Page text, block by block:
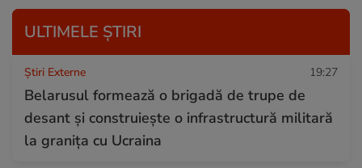
ULTIMELE ȘTIRI
Știri Externe 19:27
Belarusul formează o brigadă de trupe de
desant și construiește o infrastructură militară
la granița cu Ucraina